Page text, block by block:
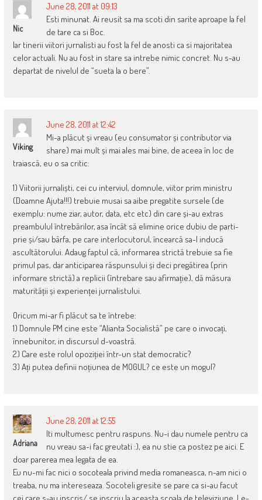
Nic
June 28, 2011 at 09:13
Esti minunat. Ai reusit sa ma scoti din sarite aproape la fel
de tare ca si Boc.
Iar tinerii viitori jurnalisti au fost la fel de anosti ca si majoritatea
celor actuali. Nu au fost in stare sa intrebe nimic concret. Nu s-au
departat de nivelul de “sueta la o bere”.
Viking
June 28, 2011 at 12:42
Mi-a plăcut și vreau (eu consumator și contributor via
share) mai mult și mai ales mai bine, de aceea în loc de
traiască, eu o sa critic:
1) Viitorii jurnaliști, cei cu interviul, domnule, viitor prim ministru
(Doamne Ajuta!!!) trebuie musai sa aibe pregatite sursele (de
exemplu: nume ziar, autor, data, etc etc) din care și-au extras
preambulul întrebărilor, asa încât să elimine orice dubiu de parti-
prie și/sau bârfa, pe care interlocutorul, încearcă sa-l inducă
ascultătorului. Adaug faptul că, informarea strictă trebuie sa fie
primul pas, dar anticiparea răspunsului și deci pregătirea (prin
informare strictă) a replicii (întrebare sau afirmație), dă măsura
maturității și experienței jurnalistului.
Oricum mi-ar fi plăcut sa te întrebe:
1) Domnule PM cine este “Alianta Socialistă” pe care o invocați,
înnebunitor, in discursul d-voastră.
2) Care este rolul opoziției într-un stat democratic?
3) Ați putea definii noțiunea de MOGUL? ce este un mogul?
Adriana
June 28, 2011 at 12:55
Iti multumesc pentru raspuns. Nu-i dau numele pentru ca
nu vreau sa-i fac greutati :), ea nu stie ca postez pe aici. E
doar parerea mea legata de ea.
Eu nu-mi fac nici o socoteala privind media romaneasca, n-am nici o
treaba, nu ma intereseaza. Socoteli gresite se pare ca si-au facut